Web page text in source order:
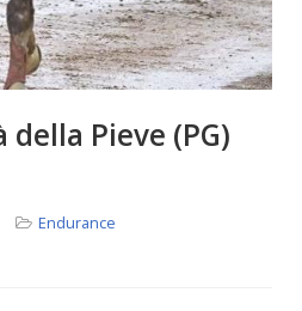
della Pieve (PG)
Endurance